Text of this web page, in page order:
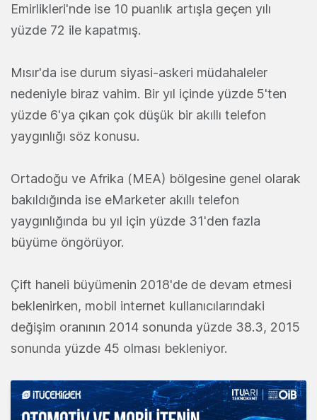
Emirlikleri'nde ise 10 puanlık artışla geçen yılı
yüzde 72 ile kapatmış.
Mısır'da ise durum siyasi-askeri müdahaleler
nedeniyle biraz vahim. Bir yıl içinde yüzde 5'ten
yüzde 6'ya çıkan çok düşük bir akıllı telefon
yaygınlığı söz konusu.
Ortadoğu ve Afrika (MEA) bölgesine genel olarak
bakıldığında ise eMarketer akıllı telefon
yaygınlığında bu yıl için yüzde 31'den fazla
büyüme öngörüyor.
Çift haneli büyümenin 2018'de de devam etmesi
beklenirken, mobil internet kullanıcılarındaki
değişim oranının 2014 sonunda yüzde 38.3, 2015
sonunda yüzde 45 olması bekleniyor.